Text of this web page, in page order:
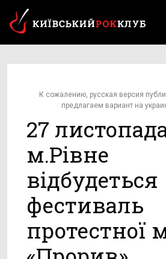
К сожалению, русская версия
предлагаем вариант на
27
м.Рівне
відбудеться
фестиваль
протестної